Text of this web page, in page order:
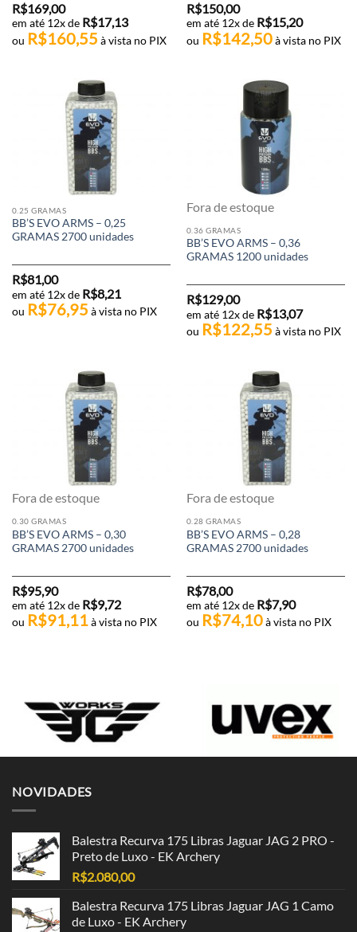
R$169,00
em até 12x de R$17,13
ou R$160,55 à vista no PIX
R$150,00
em até 12x de R$15,20
ou R$142,50 à vista no PIX
0.25 GRAMAS
BB’S EVO ARMS – 0,25
GRAMAS 2700 unidades
R$81,00
em até 12x de R$8,21
ou R$76,95 à vista no PIX
Fora de estoque
0.36 GRAMAS
BB’S EVO ARMS – 0,36
GRAMAS 1200 unidades
R$129,00
em até 12x de R$13,07
ou R$122,55 à vista no PIX
Fora de estoque
0.30 GRAMAS
BB’S EVO ARMS – 0,30
GRAMAS 2700 unidades
R$95,90
em até 12x de R$9,72
ou R$91,11 à vista no PIX
Fora de estoque
0.28 GRAMAS
BB’S EVO ARMS – 0,28
GRAMAS 2700 unidades
R$78,00
em até 12x de R$7,90
ou R$74,10 à vista no PIX
NOVIDADES
Balestra Recurva 175 Libras Jaguar JAG 2 PRO -
Preto de Luxo - EK Archery
R$2.080,00
Balestra Recurva 175 Libras Jaguar JAG 1 Camo
de Luxo - EK Archery